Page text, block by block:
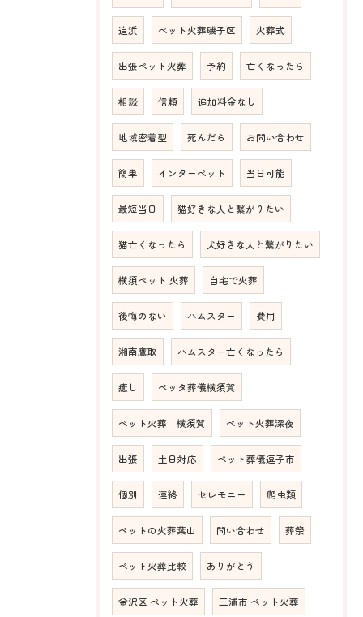
追浜 ペット火葬磯子区 火葬式
出張ペット火葬 予約 亡くなったら
相談 信頼 追加料金なし
地域密着型 死んだら お問い合わせ
簡単 インターペット 当日可能
最短当日 猫好きな人と繋がりたい
猫亡くなったら 犬好きな人と繋がりたい
横須ペット 火葬 自宅で火葬
後悔のない ハムスター 費用
湘南鷹取 ハムスター亡くなったら
癒し ペッタ葬儀横須賀
ペット火葬 横須賀 ペット火葬深夜
出張 土日対応 ペット葬儀逗子市
個別 連絡 セレモニー 爬虫類
ペットの火葬葉山 問い合わせ 葬祭
ペット火葬比較 ありがとう
金沢区 ペット火葬 三浦市 ペット火葬